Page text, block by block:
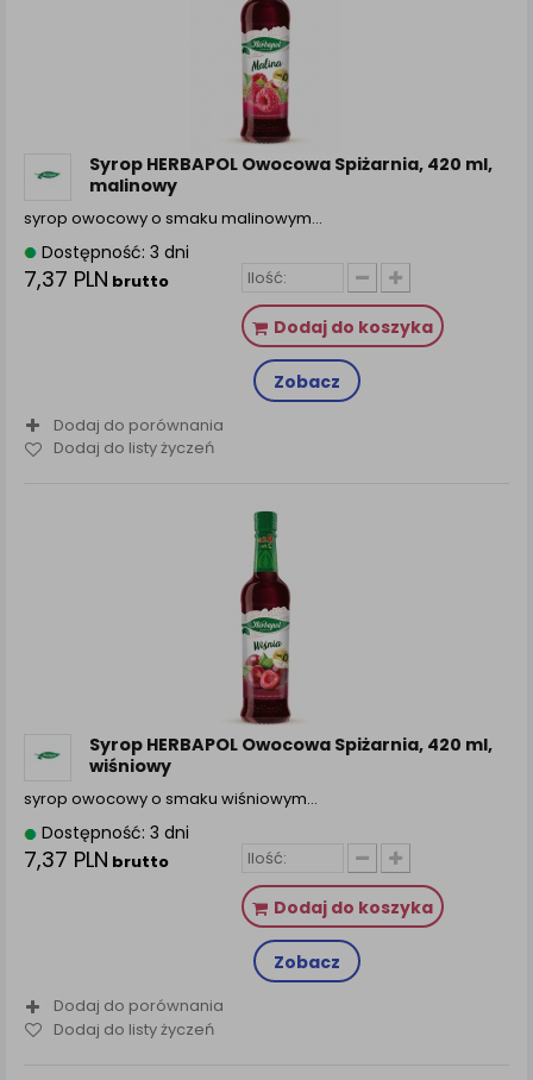
Syrop HERBAPOL Owocowa Spiżarnia, 420 ml,
malinowy
syrop owocowy o smaku malinowym…
Dostępność: 3 dni
7,37 PLN brutto
Dodaj do koszyka
Zobacz
Dodaj do porównania
Dodaj do listy życzeń
Syrop HERBAPOL Owocowa Spiżarnia, 420 ml,
wiśniowy
syrop owocowy o smaku wiśniowym…
Dostępność: 3 dni
7,37 PLN brutto
Dodaj do koszyka
Zobacz
Dodaj do porównania
Dodaj do listy życzeń
zamówienia na Państwa email lub wyświetlenie
Państwu prawidłowych informacji o promocjach czy
cenach indywidualnych, ważna jest Państwa
wcześniejsza zgoda której udzieliliście podczas
Każda Państwa zgoda jest dobrowolna i można ją w
dowolnym momencie wycofać.
Polityka prywatności (rozwiń)
Klauzula Informacyjna (rozwiń)
Lista Zaufanych Partnerów (rozwiń)